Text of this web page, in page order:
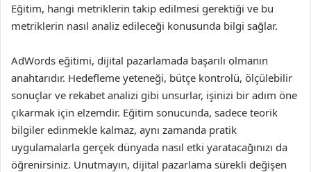
Eğitim, hangi metriklerin takip edilmesi gerektiği ve bu
metriklerin nasıl analiz edileceği konusunda bilgi sağlar.
AdWords eğitimi, dijital pazarlamada başarılı olmanın
anahtarıdır. Hedefleme yeteneği, bütçe kontrolü, ölçülebilir
sonuçlar ve rekabet analizi gibi unsurlar, işinizi bir adım öne
çıkarmak için elzemdir. Eğitim sonucunda, sadece teorik
bilgiler edinmekle kalmaz, aynı zamanda pratik
uygulamalarla gerçek dünyada nasıl etki yaratacağınızı da
öğrenirsiniz. Unutmayın, dijital pazarlama sürekli değişen